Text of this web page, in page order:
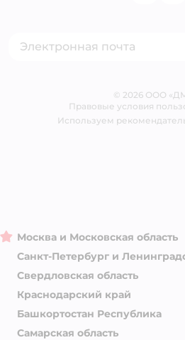
Блог
Корм для
© 2026 ООО
Правовые условия
Используем
Москва и Московская область
Санкт-Петербург и
Свердловская область
Краснодарский край
Башкортостан Республика
Самарская область